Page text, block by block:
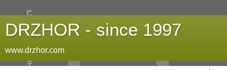
DRZHOR - since 1997
www.drzhor.com